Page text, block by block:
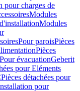
pour charges de
Modules
Modules
Pour paroisPièces
Pièces
Pour évacuationGeberit
pour Eléments
Pièces détachées pour
pour